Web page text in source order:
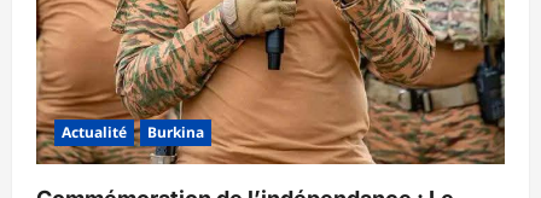
Actualité Burkina